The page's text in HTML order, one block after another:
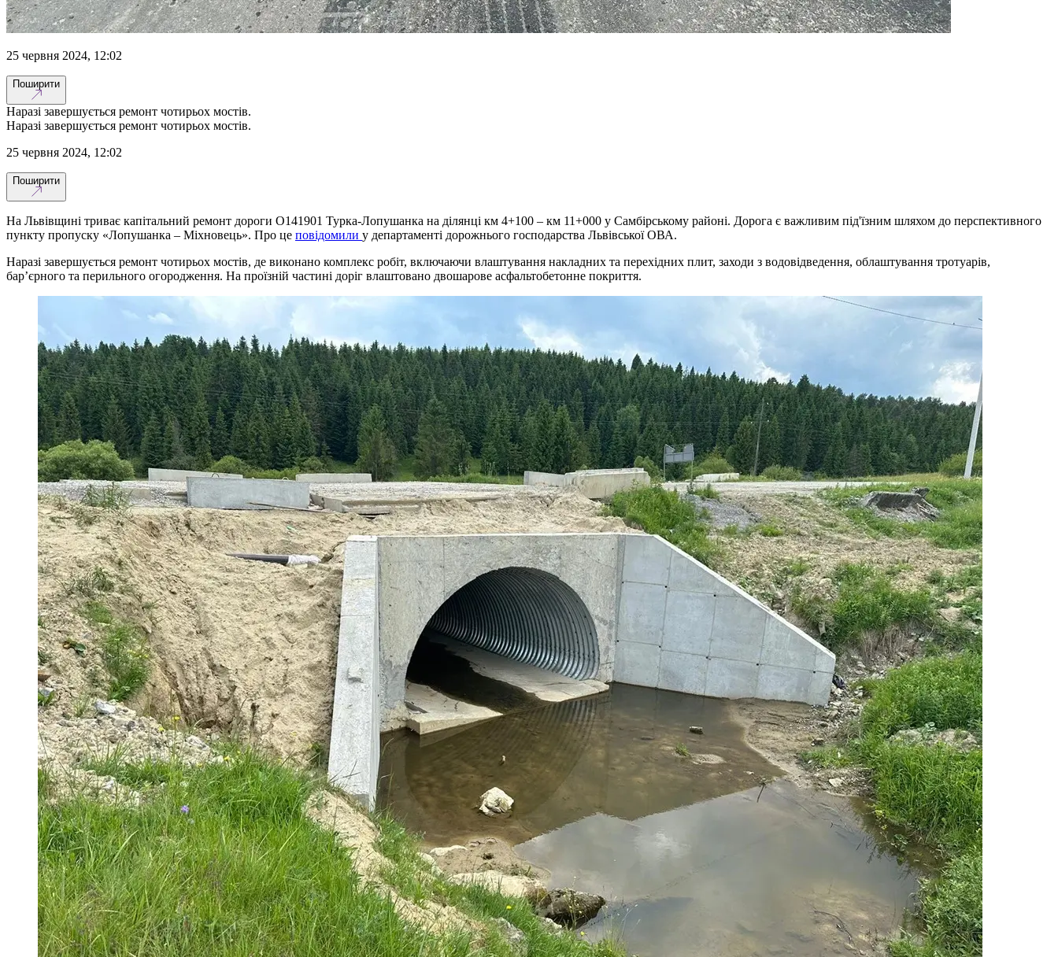
25 червня 2024, 12:02
Поширити
Наразі завершується ремонт чотирьох мостів.
Наразі завершується ремонт чотирьох мостів.
25 червня 2024, 12:02
Поширити
На Львівщині триває капітальний ремонт дороги О141901 Турка-Лопушанка на ділянці км 4+100 – км 11+000 у Самбірському районі. Дорога є важливим під'їзним шляхом до перспективного
пункту пропуску «Лопушанка – Міхновець». Про це повідомили у департаменті дорожнього господарства Львівської ОВА.
Наразі завершується ремонт чотирьох мостів, де виконано комплекс робіт, включаючи влаштування накладних та перехідних плит, заходи з водовідведення, облаштування тротуарів,
бар’єрного та перильного огородження. На проїзній частині доріг влаштовано двошарове асфальтобетонне покриття.